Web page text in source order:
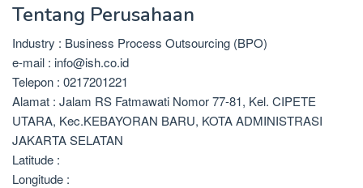
Tentang Perusahaan
Industry : Business Process Outsourcing (BPO)
e-mail : info@ish.co.id
Telepon : 0217201221
Alamat : Jalam RS Fatmawati Nomor 77-81, Kel. CIPETE
UTARA, Kec.KEBAYORAN BARU, KOTA ADMINISTRASI
JAKARTA SELATAN
Latitude :
Longitude :